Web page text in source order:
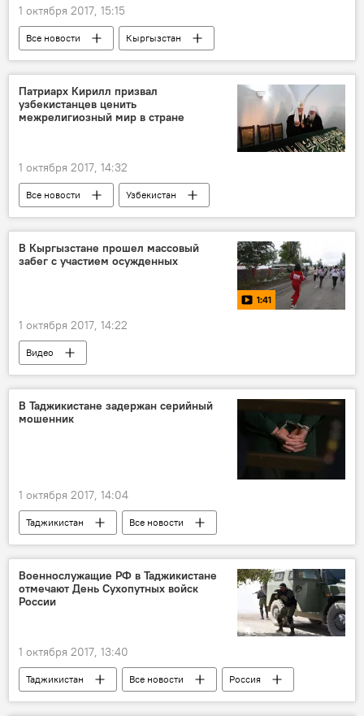
1 октября 2017, 15:15
Все новости
Кыргызстан
Центральная Азия
Сооронбай Жээнбеков
Патриарх Кирилл призвал
узбекистанцев ценить
межрелигиозный мир в стране
1 октября 2017, 14:32
Все новости
Узбекистан
Центральная Азия
Россия
В Кыргызстане прошел массовый
забег с участием осужденных
1:41
1 октября 2017, 14:22
Видео
В Таджикистане задержан серийный
мошенник
1 октября 2017, 14:04
Таджикистан Все новости
Военнослужащие РФ в Таджикистане
отмечают День Сухопутных войск
России
1 октября 2017, 13:40
Таджикистан Все новости
Россия
201-я РВБ в Таджикистане